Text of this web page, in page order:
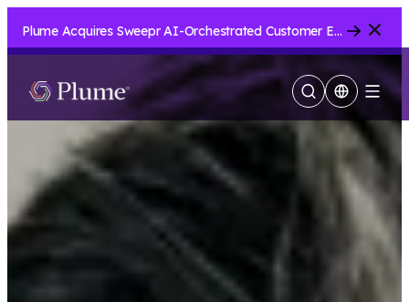
Plume Acquires Sweepr AI-Orchestrated Customer Experience Platform for ISPs..... Cerrar
Mostrar
búsqueda
Menu